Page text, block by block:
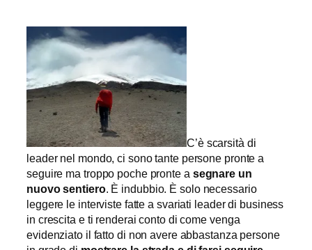
C’è scarsità di
leader nel mondo, ci sono tante persone pronte a
seguire ma troppo poche pronte a segnare un
nuovo sentiero. È indubbio. È solo necessario
leggere le interviste fatte a svariati leader di business
in crescita e ti renderai conto di come venga
evidenziato il fatto di non avere abbastanza persone